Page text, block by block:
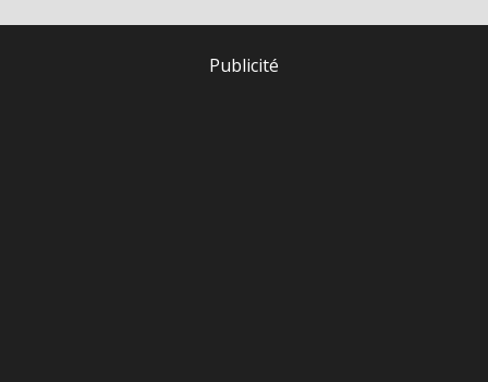
Publicité